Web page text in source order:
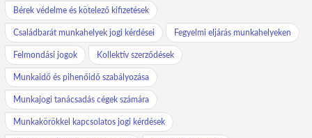
Bérek védelme és kötelező kifizetések
Családbarát munkahelyek jogi kérdései Fegyelmi eljárás munkahelyeken
Felmondási jogok Kollektív szerződések
Munkaidő és pihenőidő szabályozása
Munkajogi tanácsadás cégek számára
Munkakörökkel kapcsolatos jogi kérdések